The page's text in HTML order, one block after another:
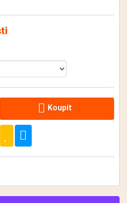
Koupit